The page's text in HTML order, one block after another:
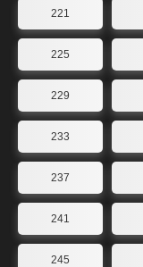
221
225
229
233
237
241
245